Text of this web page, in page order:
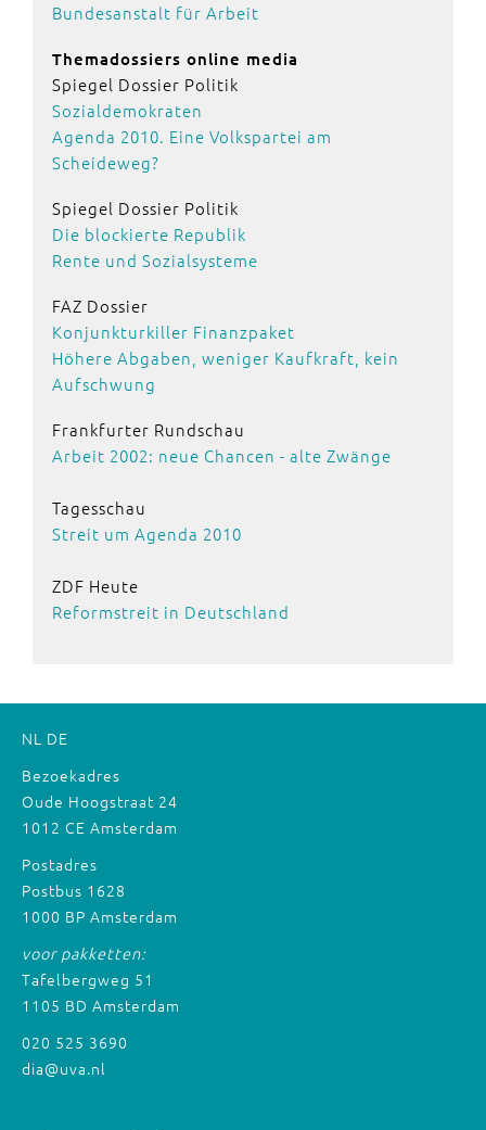
Bundesanstalt für Arbeit
Themadossiers online media
Spiegel Dossier Politik
Sozialdemokraten
Agenda 2010. Eine Volkspartei am
Scheideweg?
Spiegel Dossier Politik
Die blockierte Republik
Rente und Sozialsysteme
FAZ Dossier
Konjunkturkiller Finanzpaket
Höhere Abgaben, weniger Kaufkraft, kein
Aufschwung
Frankfurter Rundschau
Arbeit 2002: neue Chancen - alte Zwänge
Tagesschau
Streit um Agenda 2010
ZDF Heute
Reformstreit in Deutschland
NL DE
Bezoekadres
Oude Hoogstraat 24
1012 CE Amsterdam
Postadres
Postbus 1628
1000 BP Amsterdam
voor pakketten:
Tafelbergweg 51
1105 BD Amsterdam
020 525 3690
dia@uva.nl